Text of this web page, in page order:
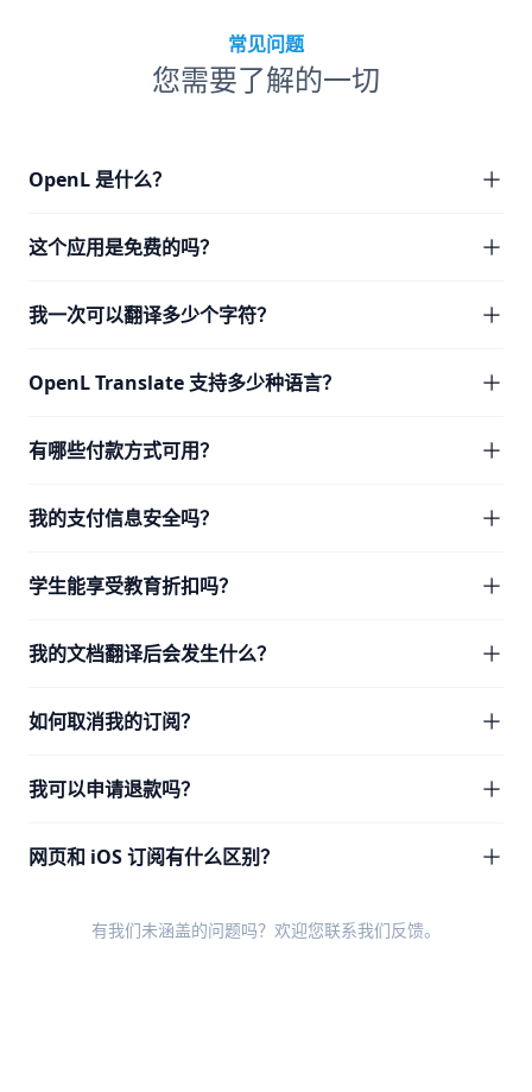
常见问题
您需要了解的一切
OpenL 是什么？
这个应用是免费的吗？
我一次可以翻译多少个字符？
OpenL Translate 支持多少种语言？
有哪些付款方式可用？
我的支付信息安全吗？
学生能享受教育折扣吗？
我的文档翻译后会发生什么？
如何取消我的订阅？
我可以申请退款吗？
网页和 iOS 订阅有什么区别？
有我们未涵盖的问题吗？欢迎您联系我们反馈。